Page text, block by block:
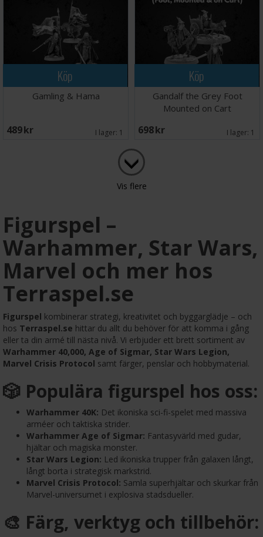
Köp
Gamling & Hama
489 SEK I lager: 1
Köp
Gandalf the Grey Foot
Mounted on Cart
698 SEK I lager: 1
Vis flere
Figurspel –
Warhammer, Star Wars,
Marvel och mer hos
Terraspel.se
Figurspel kombinerar strategi, kreativitet och byggarglädje – och
hos Terraspel.se hittar du allt du behöver för att komma i gång
eller ta din armé till nästa nivå. Vi erbjuder ett brett sortiment av
Warhammer 40,000, Age of Sigmar, Star Wars Legion,
Marvel Crisis Protocol samt färger, penslar och hobbymaterial.
🎲 Populära figurspel hos oss:
Warhammer 40K: Det ikoniska sci-fi-spelet med massiva
arméer och taktiska strider.
Warhammer Age of Sigmar: Fantasyvärld med gudar,
hjältar och magiska monster.
Star Wars Legion: Led ikoniska trupper från galaxen långt,
långt borta i strategisk markstrid.
Marvel Crisis Protocol: Samla superhjältar och skurkar från
Marvel-universumet i explosiva stadsdueller.
🎨 Färg, verktyg och tillbehör: